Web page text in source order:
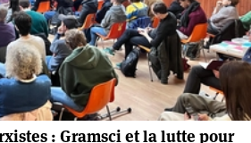
: Gramsci et la lutte pour